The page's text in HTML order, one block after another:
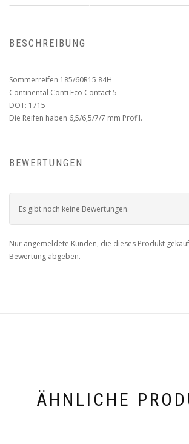
BESCHREIBUNG
Sommerreifen 185/60R15 84H
Continental Conti Eco Contact 5
DOT: 1715
Die Reifen haben 6,5/6,5/7/7 mm Profil.
BEWERTUNGEN
Es gibt noch keine Bewertungen.
Nur angemeldete Kunden, die dieses Produkt
Bewertung abgeben.
ÄHNLICHE